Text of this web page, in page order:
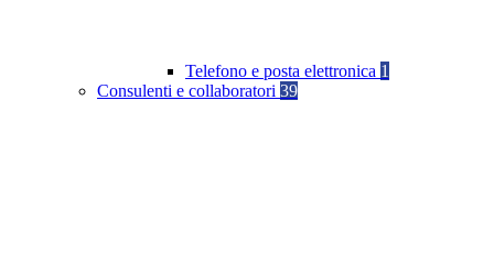
Telefono e posta elettronica 1
Consulenti e collaboratori 39